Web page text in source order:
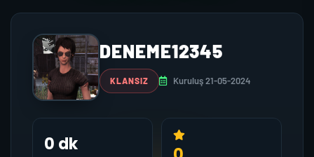
DENEME12345
KLANSIZ Kuruluş 21-05-2024
0 dk